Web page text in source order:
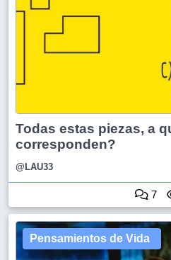
Todas estas piezas, a
corresponden?
@LAU33
7
Pensamientos de Vida